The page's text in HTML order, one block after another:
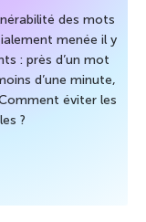
des mots
menée il y
: près d’un mot
d’une minute,
éviter les
?